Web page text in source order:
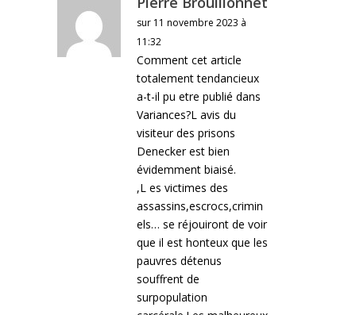
sur 11 novembre 2023 à
11:32
Comment cet article
totalement tendancieux
a-t-il pu etre publié dans
Variances?L avis du
visiteur des prisons
Denecker est bien
évidemment biaisé.
,L es victimes des
assassins,escrocs,crimin
els… se réjouiront de voir
que il est honteux que les
pauvres détenus
souffrent de
surpopulation